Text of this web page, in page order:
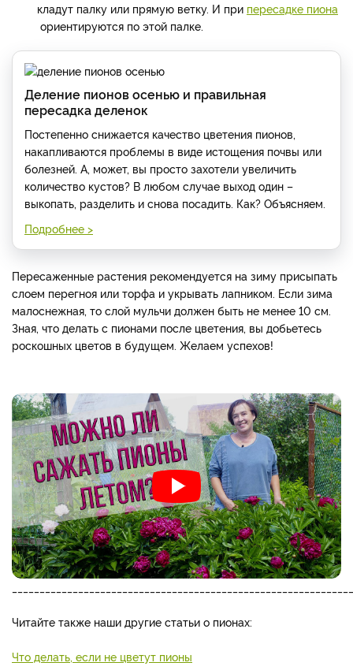
кладут палку или прямую ветку. И при пересадке пиона
ориентируются по этой палке.
Деление пионов осенью и правильная
пересадка деленок
Постепенно снижается качество цветения пионов,
накапливаются проблемы в виде истощения почвы или
болезней. А, может, вы просто захотели увеличить
количество кустов? В любом случае выход один –
выкопать, разделить и снова посадить. Как? Объясняем.
Подробнее >
Пересаженные растения рекомендуется на зиму присыпать
слоем перегноя или торфа и укрывать лапником. Если зима
малоснежная, то слой мульчи должен быть не менее 10 см.
Зная, что делать с пионами после цветения, вы добьетесь
роскошных цветов в будущем. Желаем успехов!
Читайте также наши другие статьи о пионах:
Что делать, если не цветут пионы